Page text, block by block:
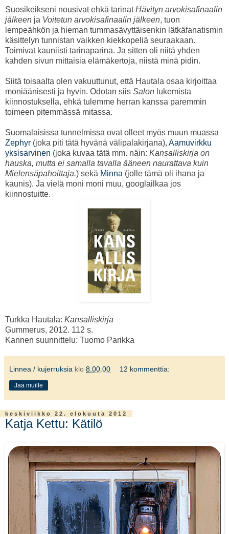
Suosikeikseni nousivat ehkä tarinatHävityn arvokisafinaalin
jälkeen ja Voitetun arvokisafinaalin jälkeen, tuon
lempeähkön ja hieman tummasävyttäisenkin lätkäfanatismin
käsittelyn tunnistan vaikken kiekkopeliä seuraakaan.
Toimivat kauniisti tarinaparina. Ja sitten oli niitä yhden
kahden sivun mittaisia elämäkertoja, niistä minä pidin.
Siitä toisaalta olen vakuuttunut, että Hautala osaa kirjoittaa
moniäänisesti ja hyvin. Odotan siis Salon lukemista
kiinnostuksella, ehkä tulemme herran kanssa paremmin
toimeen pitemmässä mitassa.
Suomalaisissa tunnelmissa ovat olleet myös muun muassa
Zephyr (joka piti tätä hyvänä välipalakirjana), Aamuvirkku
yksisarvinen (joka kuvaa tätä mm. näin: Kansalliskirja on
hauska, mutta ei samalla tavalla ääneen naurattava kuin
Mielensäpahoittaja.) sekä Minna (jolle tämä oli ihana ja
kaunis). Ja vielä moni moni muu, googlailkaa jos
kiinnostuitte.
Turkka Hautala: Kansalliskirja
Gummerus, 2012. 112 s.
Kannen suunnittelu: Tuomo Parikka
Linnea / kujerruksia klo 8.00.00 12 kommenttia:
Jaa muille
keskiviikko 22. elokuuta 2012
Katja Kettu: Kätilö